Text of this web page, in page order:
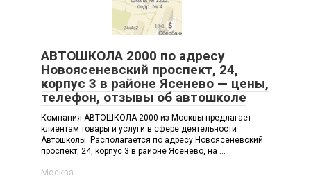
АВТОШКОЛА 2000 по адресу
Новоясеневский проспект, 24,
корпус 3 в районе Ясенево — цены,
телефон, отзывы об автошколе
Компания АВТОШКОЛА 2000 из Москвы предлагает
клиентам товары и услуги в сфере деятельности
Автошколы. Располагается по адресу Новоясеневский
проспект, 24, корпус 3 в районе Ясенево, на ...
Москва